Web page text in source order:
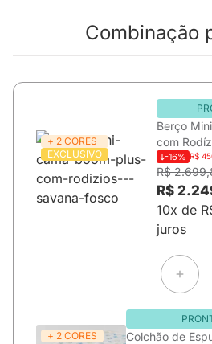
Combinação
+ 2 CORES
EXCLUSIVO
Berço
com
-16% R$
R$
R$
10x de
juros
+ 2 CORES Colchão de